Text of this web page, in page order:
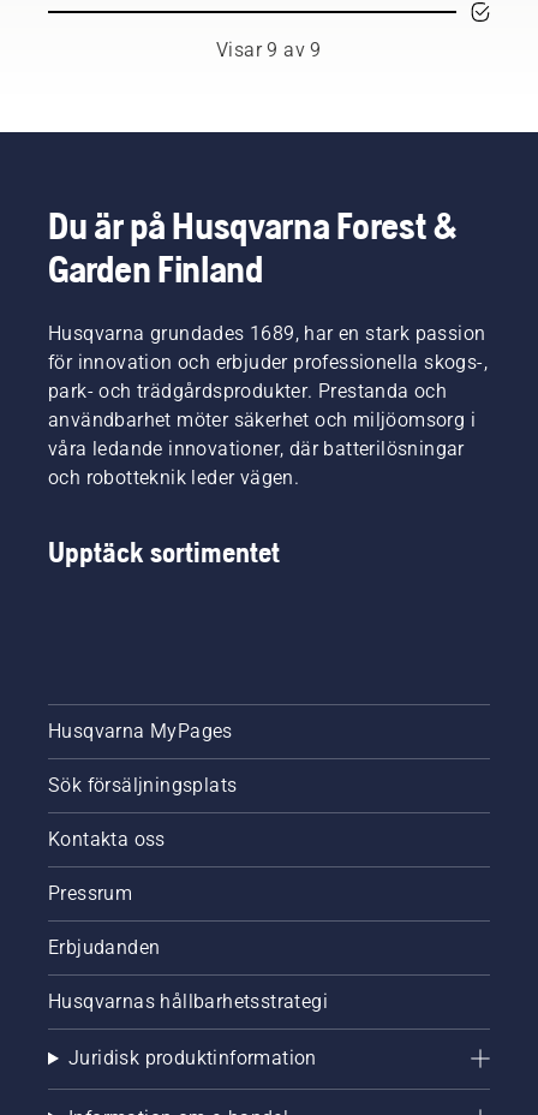
Genom
osäkra
situationer
och
fokusera
jobbet.
säkerställa
Det ger
lång
livslängd.
Följ
i den här
korta
videon
för att
lära dig
hur du
kontrollerar
att
kedjesmörjningssystem
fungerar
oljenivån.
Starta
motorsågen
och se
motor
centimeter
från
stammen
indikerar
Visar 9 av 9
Du är på Husqvarna Forest &
Garden Finland
Husqvarna grundades 1689, har en stark passion
för innovation och erbjuder professionella skogs-,
park- och trädgårdsprodukter. Prestanda och
användbarhet möter säkerhet och miljöomsorg i
våra ledande innovationer, där batterilösningar
och robotteknik leder vägen.
Upptäck sortimentet
Husqvarna MyPages
Sök försäljningsplats
Kontakta oss
Pressrum
Erbjudanden
Husqvarnas hållbarhetsstrategi
Juridisk produktinformation